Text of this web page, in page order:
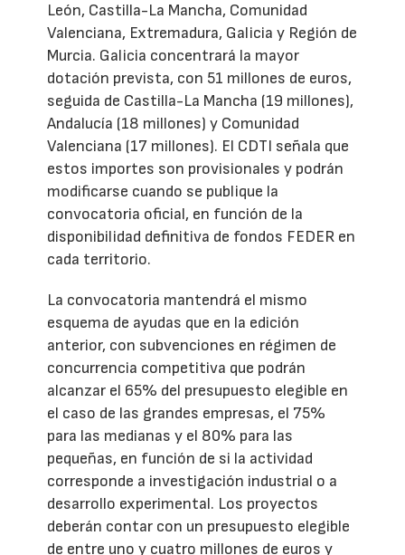
León, Castilla-La Mancha, Comunidad
Valenciana, Extremadura, Galicia y Región de
Murcia. Galicia concentrará la mayor
dotación prevista, con 51 millones de euros,
seguida de Castilla-La Mancha (19 millones),
Andalucía (18 millones) y Comunidad
Valenciana (17 millones). El CDTI señala que
estos importes son provisionales y podrán
modificarse cuando se publique la
convocatoria oficial, en función de la
disponibilidad definitiva de fondos FEDER en
cada territorio.
La convocatoria mantendrá el mismo
esquema de ayudas que en la edición
anterior, con subvenciones en régimen de
concurrencia competitiva que podrán
alcanzar el 65% del presupuesto elegible en
el caso de las grandes empresas, el 75%
para las medianas y el 80% para las
pequeñas, en función de si la actividad
corresponde a investigación industrial o a
desarrollo experimental. Los proyectos
deberán contar con un presupuesto elegible
de entre uno y cuatro millones de euros y